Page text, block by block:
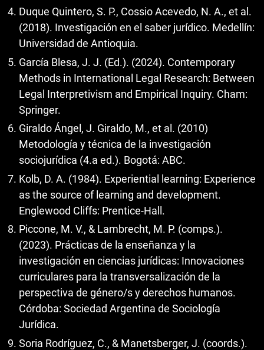
Duque Quintero, S. P., Cossio Acevedo, N. A., et al.
(2018). Investigación en el saber jurídico. Medellín:
Universidad de Antioquia.
García Blesa, J. J. (Ed.). (2024). Contemporary
Methods in International Legal Research: Between
Legal Interpretivism and Empirical Inquiry. Cham:
Springer.
Giraldo Ángel, J. Giraldo, M., et al. (2010)
Metodología y técnica de la investigación
sociojurídica (4.a ed.). Bogotá: ABC.
Kolb, D. A. (1984). Experiential learning: Experience
as the source of learning and development.
Englewood Cliffs: Prentice-Hall.
Piccone, M. V., & Lambrecht, M. P. (comps.).
(2023). Prácticas de la enseñanza y la
investigación en ciencias jurídicas: Innovaciones
curriculares para la transversalización de la
perspectiva de género/s y derechos humanos.
Córdoba: Sociedad Argentina de Sociología
Jurídica.
Soria Rodríguez, C., & Manetsberger, J. (coords.).